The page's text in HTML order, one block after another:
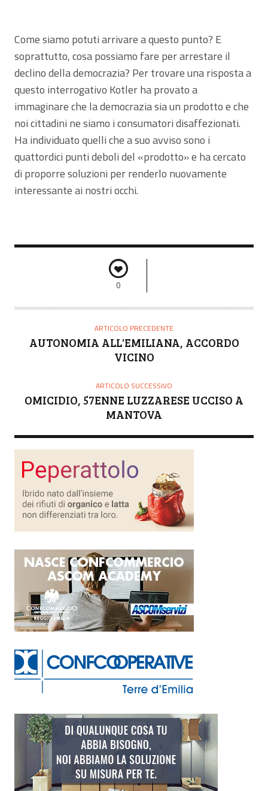
Come siamo potuti arrivare a questo punto? E
soprattutto, cosa possiamo fare per arrestare il
declino della democrazia? Per trovare una risposta a
questo interrogativo Kotler ha provato a
immaginare che la democrazia sia un prodotto e che
noi cittadini ne siamo i consumatori disaffezionati.
Ha individuato quelli che a suo avviso sono i
quattordici punti deboli del «prodotto» e ha cercato
di proporre soluzioni per renderlo nuovamente
interessante ai nostri occhi.
0
ARTICOLO PRECEDENTE
AUTONOMIA ALL'EMILIANA, ACCORDO
VICINO
ARTICOLO SUCCESSIVO
OMICIDIO, 57ENNE LUZZARESE UCCISO A
MANTOVA